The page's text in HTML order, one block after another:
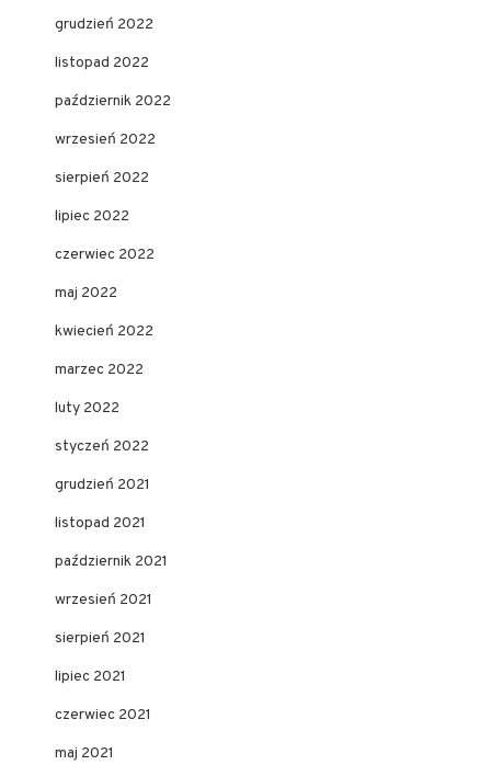
grudzień 2022
listopad 2022
październik 2022
wrzesień 2022
sierpień 2022
lipiec 2022
czerwiec 2022
maj 2022
kwiecień 2022
marzec 2022
luty 2022
styczeń 2022
grudzień 2021
listopad 2021
październik 2021
wrzesień 2021
sierpień 2021
lipiec 2021
czerwiec 2021
maj 2021